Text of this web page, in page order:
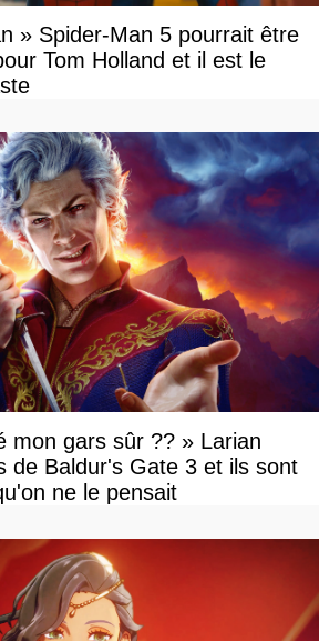
» Spider-Man 5 pourrait être
Tom Holland et il est le
mon gars sûr ?? » Larian
de Baldur's Gate 3 et ils sont
ne le pensait